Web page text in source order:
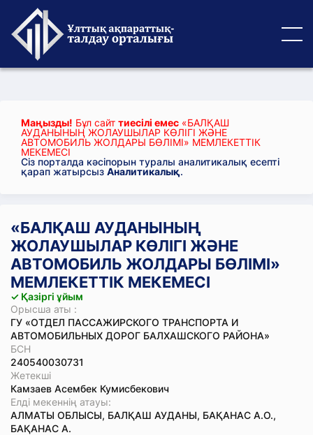
Маңызды! Бұл сайт тиесілі емес «БАЛҚАШ
АУДАНЫНЫҢ ЖОЛАУШЫЛАР КӨЛІГІ ЖӘНЕ
АВТОМОБИЛЬ ЖОЛДАРЫ БӨЛІМІ» МЕМЛЕКЕТТІК
МЕКЕМЕСІ
Сіз порталда кәсіпорын туралы аналитикалық есепті
қарап жатырсыз Аналитикалық.
«БАЛҚАШ АУДАНЫНЫҢ
ЖОЛАУШЫЛАР КӨЛІГІ ЖӘНЕ
АВТОМОБИЛЬ ЖОЛДАРЫ БӨЛІМІ»
МЕМЛЕКЕТТІК МЕКЕМЕСІ
✓ Қазіргі ұйым
Орысша аты :
ГУ «ОТДЕЛ ПАССАЖИРСКОГО ТРАНСПОРТА И
АВТОМОБИЛЬНЫХ ДОРОГ БАЛХАШСКОГО РАЙОНА»
БСН
240540030731
Жетекші
Камзаев Асембек Кумисбекович
Елді мекеннің атауы:
АЛМАТЫ ОБЛЫСЫ, БАЛҚАШ АУДАНЫ, БАҚАНАС А.О.,
БАҚАНАС А.